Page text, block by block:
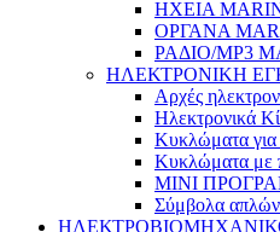
ΗΧΕΙΑ
ΟΡΓΑΝΑ
ΡΑΔΙΟ/MP3
ΗΛΕΚΤΡΟΝΙΚΗ
Αρχές
Ηλεκτρονικά
Κυκλώματα για
Κυκλώματα με
ΜΙΝΙ
Σύμβολα απλών